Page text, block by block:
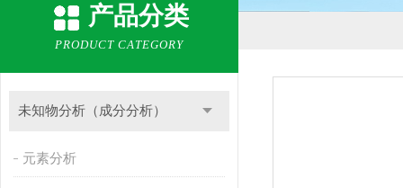
产品分类
PRODUCT CATEGORY
未知物分析（成分分析）
元素分析